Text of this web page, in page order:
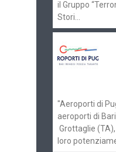
il Gruppo
Stori...
"Aeroporti di
aeroporti di
Grottaglie
loro